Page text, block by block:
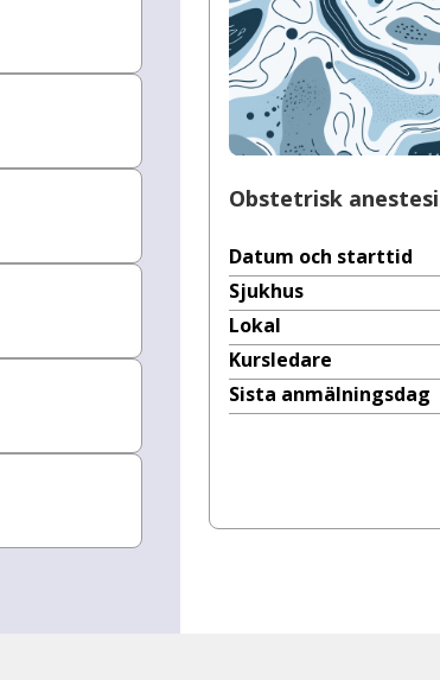
Obstetrisk anestesi
Datum och starttid
Sjukhus
Lokal
Kursledare
Sista anmälningsdag